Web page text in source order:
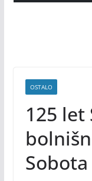
OSTALO
125 let
Sobota